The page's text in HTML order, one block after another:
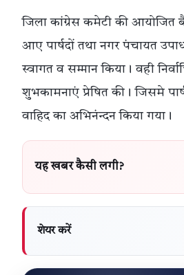
जिला कांग्रेस कमेटी की आयोजित
आए पार्षदों तथा नगर पंचायत
स्वागत व सम्मान किया। वही
शुभकामनाएं प्रेषित की। जिसमे
वाहिद का अभिनंन्दन किया गया।
यह खबर कैसी लगी?
शेयर करें